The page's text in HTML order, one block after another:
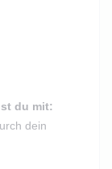
du mit:
dein